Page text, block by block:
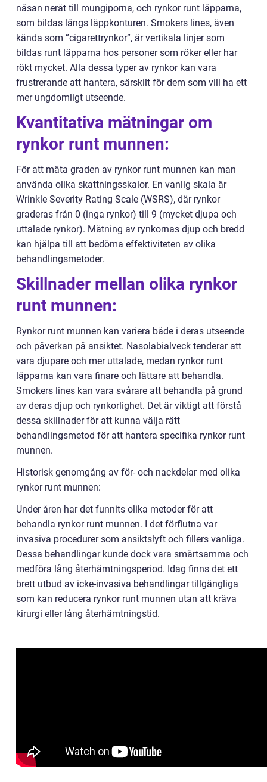
näsan neråt till mungiporna, och rynkor runt läpparna,
som bildas längs läppkonturen. Smokers lines, även
kända som ”cigarettrynkor”, är vertikala linjer som
bildas runt läpparna hos personer som röker eller har
rökt mycket. Alla dessa typer av rynkor kan vara
frustrerande att hantera, särskilt för dem som vill ha ett
mer ungdomligt utseende.
Kvantitativa mätningar om
rynkor runt munnen:
För att mäta graden av rynkor runt munnen kan man
använda olika skattningsskalor. En vanlig skala är
Wrinkle Severity Rating Scale (WSRS), där rynkor
graderas från 0 (inga rynkor) till 9 (mycket djupa och
uttalade rynkor). Mätning av rynkornas djup och bredd
kan hjälpa till att bedöma effektiviteten av olika
behandlingsmetoder.
Skillnader mellan olika rynkor
runt munnen:
Rynkor runt munnen kan variera både i deras utseende
och påverkan på ansiktet. Nasolabialveck tenderar att
vara djupare och mer uttalade, medan rynkor runt
läpparna kan vara finare och lättare att behandla.
Smokers lines kan vara svårare att behandla på grund
av deras djup och rynkorlighet. Det är viktigt att förstå
dessa skillnader för att kunna välja rätt
behandlingsmetod för att hantera specifika rynkor runt
munnen.
Historisk genomgång av för- och nackdelar med olika
rynkor runt munnen:
Under åren har det funnits olika metoder för att
behandla rynkor runt munnen. I det förflutna var
invasiva procedurer som ansiktslyft och fillers vanliga.
Dessa behandlingar kunde dock vara smärtsamma och
medföra lång återhämtningsperiod. Idag finns det ett
brett utbud av icke-invasiva behandlingar tillgängliga
som kan reducera rynkor runt munnen utan att kräva
kirurgi eller lång återhämtningstid.